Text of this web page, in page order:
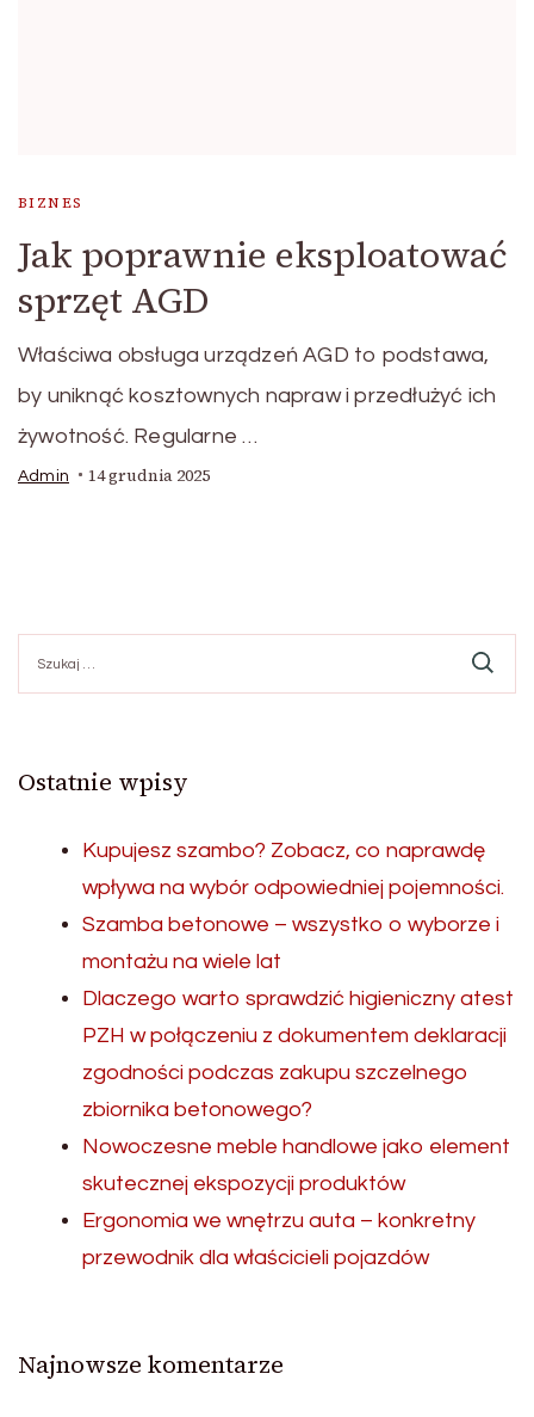
BIZNES
Jak poprawnie eksploatować
sprzęt AGD
Właściwa obsługa urządzeń AGD to podstawa,
by uniknąć kosztownych napraw i przedłużyć ich
żywotność. Regularne …
Admin 14 grudnia 2025
Ostatnie wpisy
Kupujesz szambo? Zobacz, co naprawdę
wpływa na wybór odpowiedniej pojemności.
Szamba betonowe – wszystko o wyborze i
montażu na wiele lat
Dlaczego warto sprawdzić higieniczny atest
PZH w połączeniu z dokumentem deklaracji
zgodności podczas zakupu szczelnego
zbiornika betonowego?
Nowoczesne meble handlowe jako element
skutecznej ekspozycji produktów
Ergonomia we wnętrzu auta – konkretny
przewodnik dla właścicieli pojazdów
Najnowsze komentarze